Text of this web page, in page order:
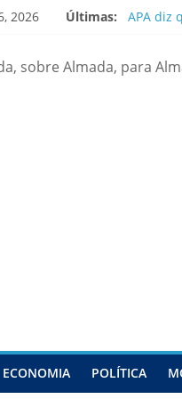
2026 Últimas:
APA diz
Ponte
sobre Almada, para
ECONOMIA POLÍTICA